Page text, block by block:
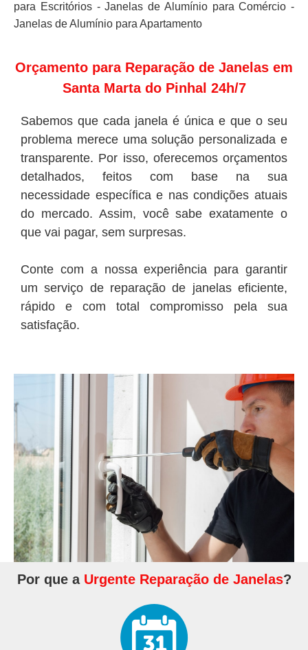
para Escritórios - Janelas de Alumínio para Comércio -
Janelas de Alumínio para Apartamento
Orçamento para Reparação de Janelas em
Santa Marta do Pinhal 24h/7
Sabemos que cada janela é única e que o seu
problema merece uma solução personalizada e
transparente. Por isso, oferecemos orçamentos
detalhados, feitos com base na sua
necessidade específica e nas condições atuais
do mercado. Assim, você sabe exatamente o
que vai pagar, sem surpresas.
Conte com a nossa experiência para garantir
um serviço de reparação de janelas eficiente,
rápido e com total compromisso pela sua
satisfação.
Por que a Urgente Reparação de Janelas?